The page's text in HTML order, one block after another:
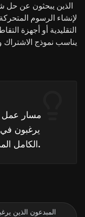
لإنشاء الرسوم
التقليدية أو أجهزة
يناسب نموذج الاشتراك
مسار عمل
يرغبون في
الكامل المدعوم بالذكاء الاصطناعي بسلاسة.
المبدعون الذين